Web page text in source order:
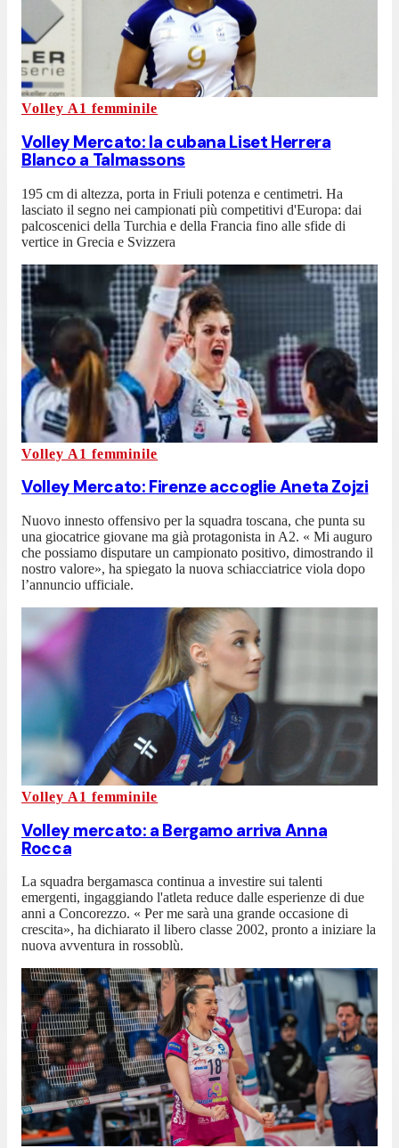
Volley A1 femminile
Volley Mercato: la cubana Liset Herrera
Blanco a Talmassons
195 cm di altezza, porta in Friuli potenza e centimetri. Ha
lasciato il segno nei campionati più competitivi d'Europa: dai
palcoscenici della Turchia e della Francia fino alle sfide di
vertice in Grecia e Svizzera
Volley A1 femminile
Volley Mercato: Firenze accoglie Aneta Zojzi
Nuovo innesto offensivo per la squadra toscana, che punta su
una giocatrice giovane ma già protagonista in A2. « Mi auguro
che possiamo disputare un campionato positivo, dimostrando il
nostro valore», ha spiegato la nuova schiacciatrice viola dopo
l’annuncio ufficiale.
Volley A1 femminile
Volley mercato: a Bergamo arriva Anna
Rocca
La squadra bergamasca continua a investire sui talenti
emergenti, ingaggiando l'atleta reduce dalle esperienze di due
anni a Concorezzo. « Per me sarà una grande occasione di
crescita», ha dichiarato il libero classe 2002, pronto a iniziare la
nuova avventura in rossoblù.